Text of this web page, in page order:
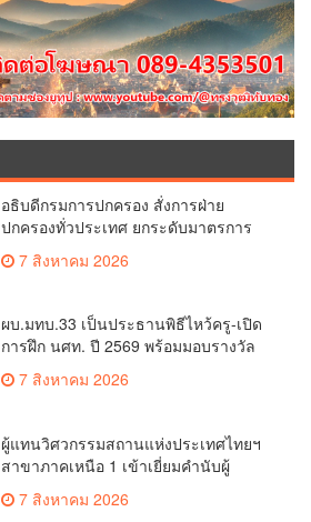
อธิบดีกรมการปกครอง สั่งการฝ่าย
ปกครองทั่วประเทศ ยกระดับมาตรการ
รักษาความปลอดภัย ตั้งด่านคุมเข้มอาวุธ
ปืน–ยาเสพติด ป้องกันเหตุรุนแรงและ
7 สิงหาคม 2026
ผบ.มทบ.33 เป็นประธานพิธีไหว้ครู-เปิด
การฝึก นศท. ปี 2569 พร้อมมอบรางวัล
นศท.ดีเด่น และนำกำลังพลบริจาคโลหิต
รวมกว่า 8 หมื่นซีซี
7 สิงหาคม 2026
ผู้แทนวิศวกรรมสถานแห่งประเทศไทยฯ
สาขาภาคเหนือ 1 เข้าเยี่ยมคำนับผู้
จัดการแข่งขันกอล์ฟการกุศลชิงถ้วยพระ
7 สิงหาคม 2026